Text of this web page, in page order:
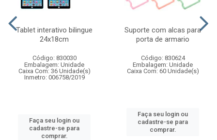
Tablet interativo bilingue
24x18cm
Código: 830030
Embalagem: Unidade
Caixa Com: 36 Unidade(s)
Inmetro: 006758/2019
Faça seu login ou
cadastre-se para
comprar.
Suporte com alcas para
porta de armario
Código: 830624
Embalagem: Unidade
Caixa Com: 60 Unidade(s)
Faça seu login ou
cadastre-se para
comprar.